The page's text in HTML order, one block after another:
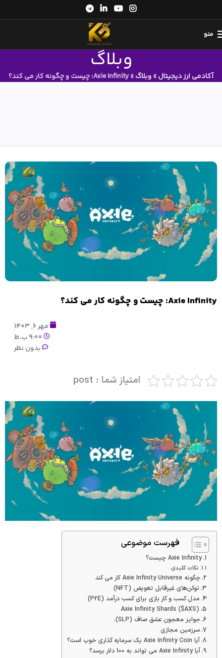
منو
وبلاگ
آکادمی ارز دیجیتال» وبلاگ»Axie Infinity: چیست و چگونه کار می کند؟
Axie Infinity: چیست و چگونه کار می کند؟
مهر 6, 1403
9:00 ب.ظ
بدون نظر
امتیاز شما : post
فهرست موضوعی
Axie Infinity چیست؟
نکات کلیدی
چگونه Axie Infinity Universe کار می کند
توکن‌های غیرقابل تعویض (NFT)
مدل کسب و کار بازی برای کسب درآمد (P2E)
Axie Infinity Shards ($AXS)
جوایز معجون عشق صاف (SLP).
سرزمین مجازی
آیا Axie Infinity Coin یک سرمایه گذاری خوب است؟
آیا Axie Infinity می تواند به 100 دلار برسد؟